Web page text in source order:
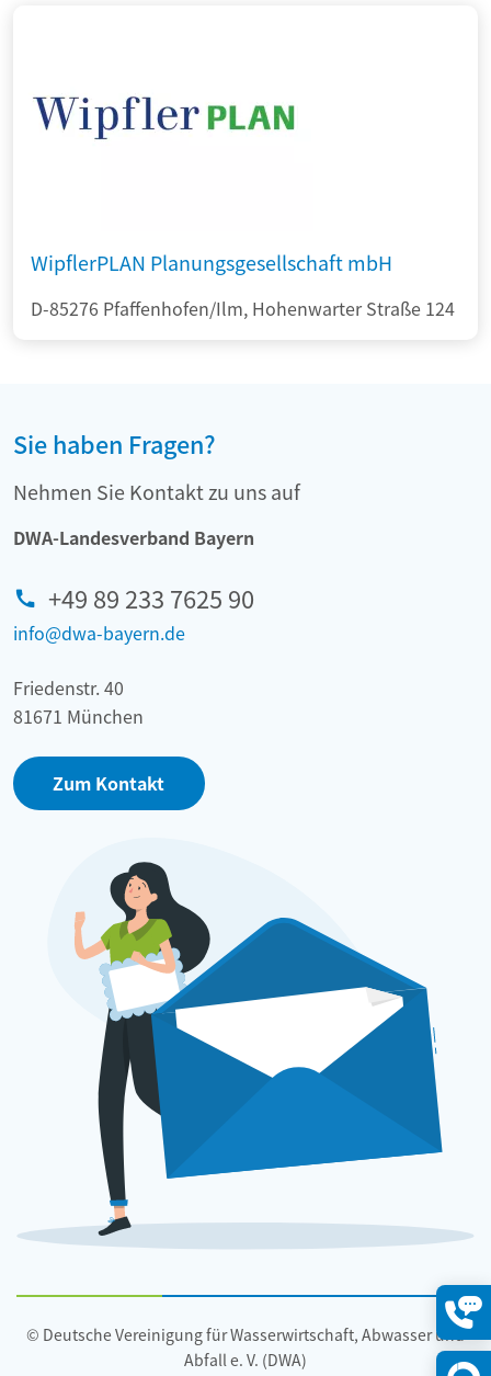
WipflerPLAN Planungsgesellschaft mbH
D-85276 Pfaffenhofen/Ilm, Hohenwarter Straße 124
Sie haben Fragen?
Nehmen Sie Kontakt zu uns auf
DWA-Landesverband Bayern
+49 89 233 7625 90
info@dwa-bayern.de
Friedenstr. 40
81671 München
Zum Kontakt
© Deutsche Vereinigung für Wasserwirtschaft, Abwasser und
Abfall e. V. (DWA)